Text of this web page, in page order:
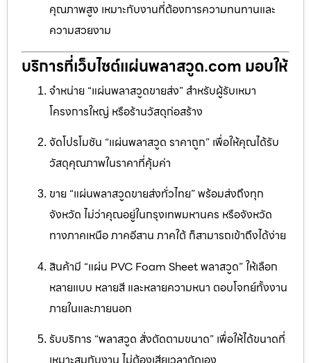
คุณภาพสูง เหมาะกับงานที่ต้องการความทนทานและ
ความสวยงาม
บริการที่เว็บไซต์แผ่นพลาสวูด.com มอบให้
จำหน่าย “แผ่นพลาสวูดขายส่ง” สำหรับผู้รับเหมา
โครงการใหญ่ หรือร้านวัสดุก่อสร้าง
จัดโปรโมชัน “แผ่นพลาสวูด ราคาถูก” เพื่อให้คุณได้รับ
วัสดุคุณภาพในราคาที่คุ้มค่า
ขาย “แผ่นพลาสวูดขายส่งทั่วไทย” พร้อมส่งถึงทุก
จังหวัด ไม่ว่าคุณอยู่ในกรุงเทพมหานคร หรือจังหวัด
ทางภาคเหนือ ภาคอีสาน ภาคใต้ ก็สามารถเข้าถึงได้ง่าย
สินค้ามี “แผ่น PVC Foam Sheet พลาสวูด” ให้เลือก
หลายแบบ หลายสี และหลายความหนา ตอบโจทย์ทั้งงาน
ภายในและภายนอก
รับบริการ “พลาสวูด สั่งตัดตามขนาด” เพื่อให้ได้ขนาดที่